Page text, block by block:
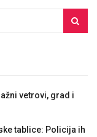
vetrovi, grad i
tablice: Policija ih